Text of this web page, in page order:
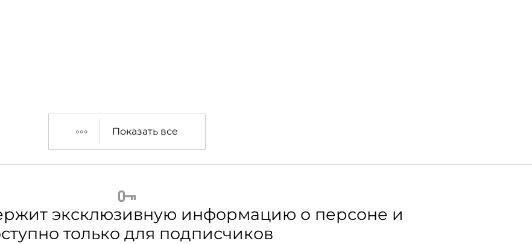
Показать все
эксклюзивную информацию о персоне и
только для подписчиков